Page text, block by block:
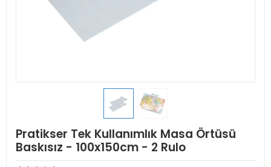
Pratikser Tek Kullanımlık Masa Örtüsü
Baskısız - 100x150cm - 2 Rulo